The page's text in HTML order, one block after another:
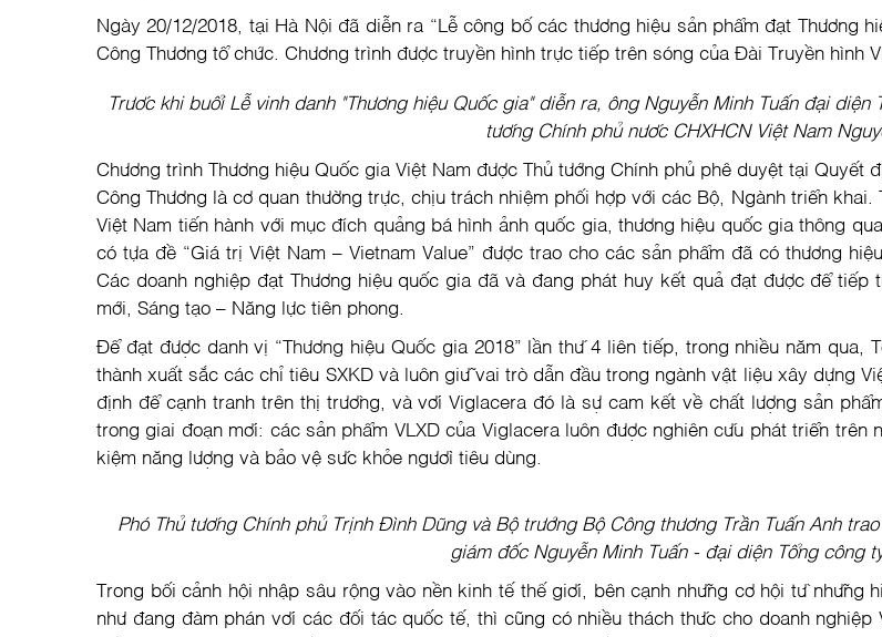
Ngày 20/12/2018, tại Hà Nội đã diễn ra “Lễ công bố các thương hiệu sản phẩm đạt Thương
Công Thương tổ chức. Chương trình được truyền hình trực tiếp trên sóng của Đài Truyền hình
Trước khi buổi Lễ vinh danh "Thương hiệu Quốc gia" diễn ra, ông Nguyễn Minh Tuấn đại
tướng Chính phủ nước CHXHCN Việt Nam
Chương trình Thương hiệu Quốc gia Việt Nam được Thủ tướng Chính phủ phê duyệt tại Quyết
Công Thương là cơ quan thường trực, chịu trách nhiệm phối hợp với các Bộ, Ngành triển
Việt Nam tiến hành với mục đích quảng bá hình ảnh quốc gia, thương hiệu quốc gia thông
có tựa đề “Giá trị Việt Nam – Vietnam Value” được trao cho các sản phẩm đã có thương
Các doanh nghiệp đạt Thương hiệu quốc gia đã và đang phát huy kết quả đạt được để
mới, Sáng tạo – Năng lực tiên phong.
Để đạt được danh vị “Thương hiệu Quốc gia 2018” lần thứ 4 liên tiếp, trong nhiều năm qua,
thành xuất sắc các chỉ tiêu SXKD và luôn giữ vai trò dẫn đầu trong ngành vật liệu xây dựng
định để cạnh tranh trên thị trường, và với Viglacera đó là sự cam kết về chất lượng sản
trong giai đoạn mới: các sản phẩm VLXD của Viglacera luôn được nghiên cứu phát triển
kiệm năng lượng và bảo vệ sức khỏe người tiêu dùng.
Phó Thủ tướng Chính phủ Trịnh Đình Dũng và Bộ trưởng Bộ Công thương Trần Tuấn Anh
giám đốc Nguyễn Minh Tuấn - đại diện Tổng công
Trong bối cảnh hội nhập sâu rộng vào nền kinh tế thế giới, bên cạnh những cơ hội từ
như đang đàm phán với các đối tác quốc tế, thì cũng có nhiều thách thức cho doanh